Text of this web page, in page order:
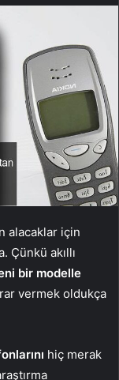
alacaklar için
Çünkü akıllı
bir modelle
vermek oldukça
hiç merak